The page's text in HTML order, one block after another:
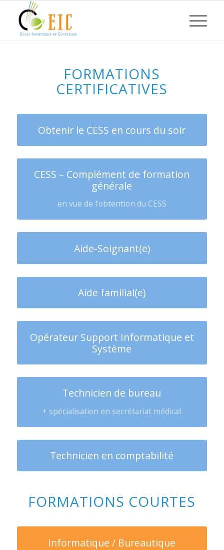
FORMATIONS
CERTIFICATIVES
Obtenir le CESS en cours du soir
CESS – Complément de formation
générale
en vue de l’obtention du CESS
Aide-Soignant(e)
Aide familial(e)
Opérateur Support Informatique et
Système
Technicien de bureau
+ spécialisation en secrétariat médical
Technicien en comptabilité
FORMATIONS COURTES
Informatique / Bureautique